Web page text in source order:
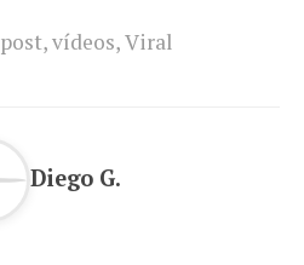
post,vídeos,Viral
Diego G.